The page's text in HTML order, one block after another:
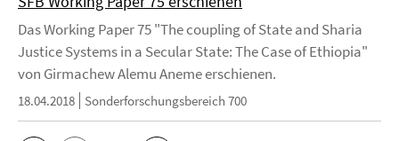
Das Working Paper 75 "The coupling of State and Sharia
Justice Systems in a Secular State: The Case of Ethiopia"
von Girmachew Alemu Aneme erschienen.
18.04.2018 Sonderforschungsbereich 700